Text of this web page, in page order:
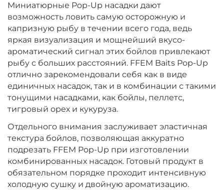
Миниатюрные Pop-Up насадки дают
возможность ловить самую осторожную и
капризную рыбу в течении всего года, ведь
яркая визуализация и мощнейший вкусо-
ароматический сигнал этих бойлов привлекают
рыбу с больших расстояний. FFEM Baits Pop-Up
отлично зарекомендовали себя как в виде
единичных насадок, так и в комбинации с такими
тонущими насадками, как бойлы, пеллетс,
тигровый орех и кукуруза.
Отдельного внимания заслуживает эластичная
текстура бойлов, позволяющая аккуратно
подрезать FFEM Pop-Up при изготовлении
комбинированных насадок. Готовый продукт в
обязательном порядке проходит интенсивную
холодную сушку и двойную ароматизацию.